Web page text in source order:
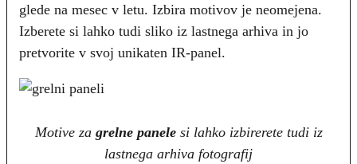
glede na mesec v letu. Izbira motivov je neomejena.
Izberete si lahko tudi sliko iz lastnega arhiva in jo
pretvorite v svoj unikaten IR-panel.
Motive za grelne panelesi lahko izbirerete tudi iz
lastnega arhiva fotografij